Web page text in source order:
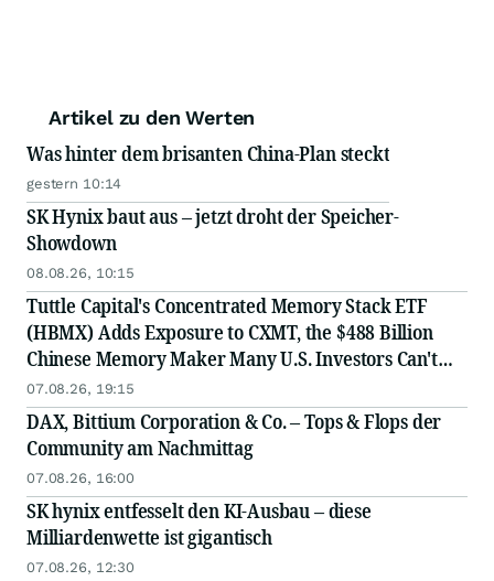
Artikel zu den Werten
Was hinter dem brisanten China-Plan steckt
gestern 10:14
SK Hynix baut aus – jetzt droht der Speicher-
Showdown
08.08.26, 10:15
Tuttle Capital's Concentrated Memory Stack ETF
(HBMX) Adds Exposure to CXMT, the $488 Billion
Chinese Memory Maker Many U.S. Investors Can't
Access Directly
07.08.26, 19:15
DAX, Bittium Corporation & Co. – Tops & Flops der
Community am Nachmittag
07.08.26, 16:00
SK hynix entfesselt den KI-Ausbau – diese
Milliardenwette ist gigantisch
07.08.26, 12:30